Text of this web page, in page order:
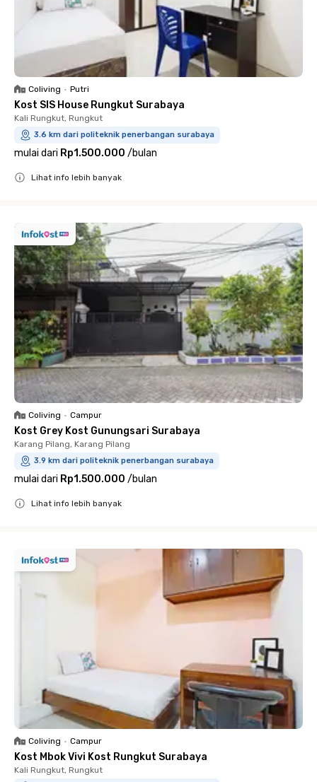
Coliving • Putri
Kost SIS House Rungkut Surabaya
Kali Rungkut, Rungkut
3.6 km dari politeknik penerbangan surabaya
mulai dari Rp1.500.000 /bulan
Lihat info lebih banyak
Coliving • Campur
Kost Grey Kost Gunungsari Surabaya
Karang Pilang, Karang Pilang
3.9 km dari politeknik penerbangan surabaya
mulai dari Rp1.500.000 /bulan
Lihat info lebih banyak
Coliving • Campur
Kost Mbok Vivi Kost Rungkut Surabaya
Kali Rungkut, Rungkut